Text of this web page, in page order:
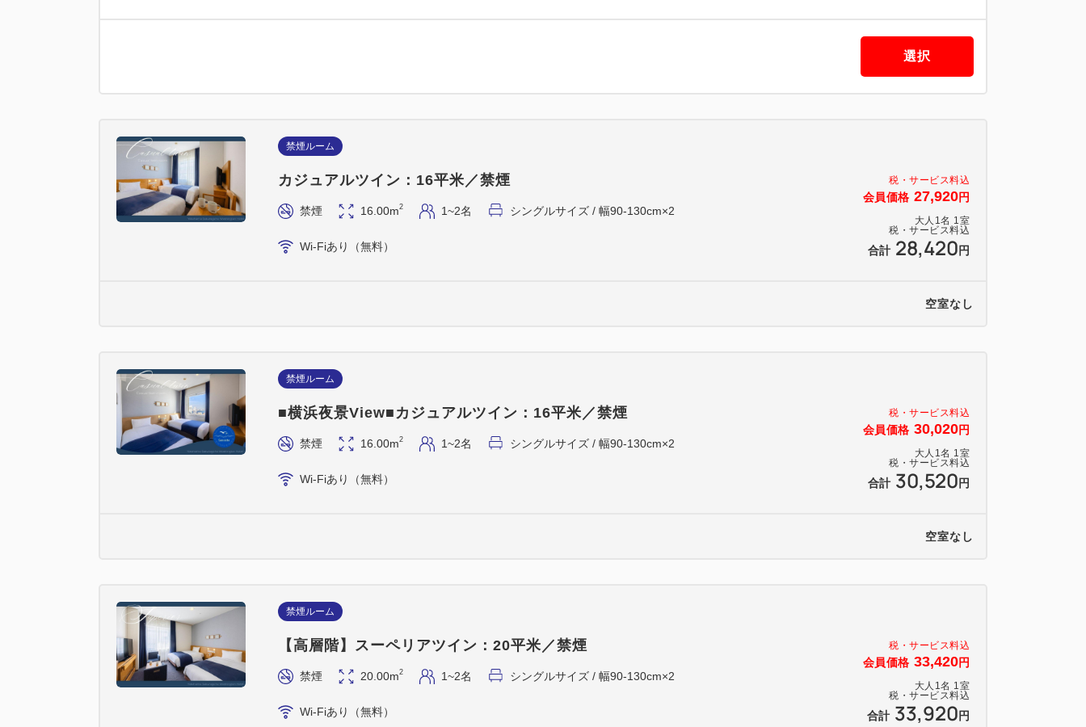
・添い寝（小学生以下）は、ベッド1台につき1名までになります。
選択
税・サービス料込
会員価格 27,920円
大人 1名 1室
税・サービス料込
合計 28,420 円
禁煙ルーム
カジュアルツイン：16平米／禁煙
禁煙 16.00m2 1~2名 シングルサイズ / 幅90-130cm×2
Wi-Fiあり（無料）
空室なし
税・サービス料込
会員価格 30,020円
大人 1名 1室
税・サービス料込
合計 30,520 円
禁煙ルーム
■横浜夜景View■カジュアルツイン：16平米／禁煙
禁煙 16.00m2 1~2名 シングルサイズ / 幅90-130cm×2
Wi-Fiあり（無料）
空室なし
税・サービス料込
会員価格 33,420円
大人 1名 1室
税・サービス料込
合計 33,920 円
禁煙ルーム
【高層階】スーペリアツイン：20平米／禁煙
禁煙 20.00m2 1~2名 シングルサイズ / 幅90-130cm×2
Wi-Fiあり（無料）